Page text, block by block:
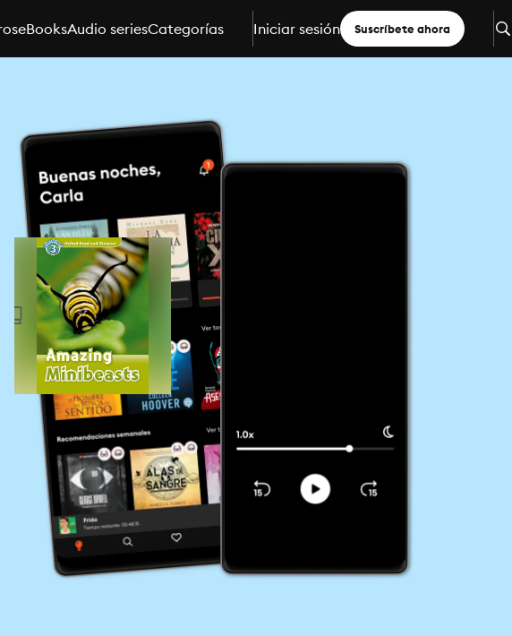
eBooksAudio seriesCategorías Iniciar sesión Suscríbete ahora